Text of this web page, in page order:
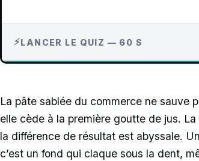
LANCER LE QUIZ — 60 S
La pâte sablée du commerce ne sauve
elle cède à la première goutte de jus.
la différence de résultat est abyssale.
c’est un fond qui claque sous la dent,